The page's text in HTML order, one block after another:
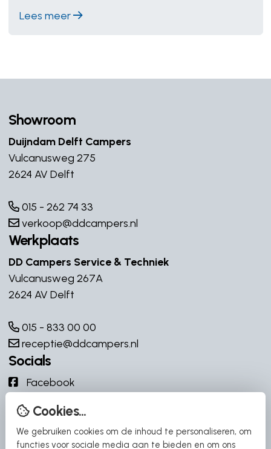
Lees meer
Showroom
Duijndam Delft Campers
Vulcanusweg 275
2624 AV Delft
015 - 262 74 33
verkoop@ddcampers.nl
Werkplaats
DD Campers Service & Techniek
Vulcanusweg 267A
2624 AV Delft
015 - 833 00 00
receptie@ddcampers.nl
Socials
Facebook
Instagram
YouTube
YouTube
Cookies...
We gebruiken cookies om de inhoud te personaliseren, om
functies voor sociale media aan te bieden en om ons